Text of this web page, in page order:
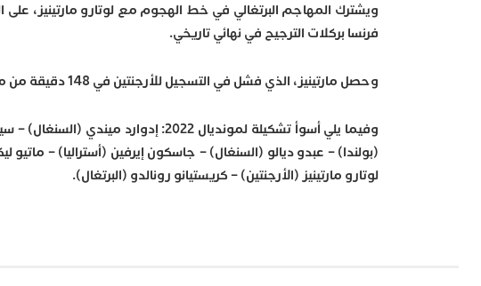
ويشترك المهاجم البرتغالي في خط الهجوم مع لوتارو مارتينيز،
فرنسا بركلات الترجيح في نهائي تاريخي.
وحصل مارتينيز، الذي فشل في التسجيل للأرجنتين في 148 دقيقة من مباريات البطولة بأكملها، على تقييم 6.35 فقط.
وفيما يلي أسوأ تشكيلة لمونديال 2022:
(بولندا) – عبدو ديالو (السنغال) – جاسكون إيرفين (أستراليا) –
لوتارو مارتينيز (الأرجنتين) – كريستيانو رونالدو (البرتغال).